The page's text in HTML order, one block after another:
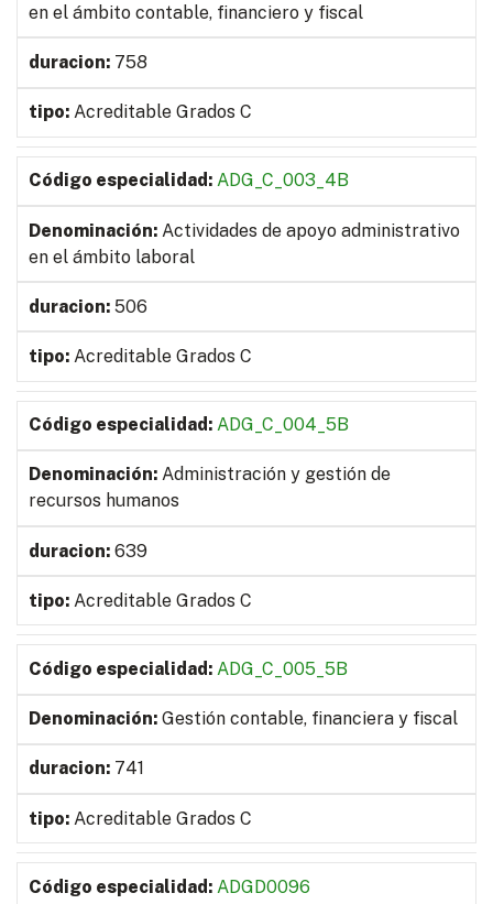
en el ámbito contable, financiero y fiscal
758
Acreditable Grados C
ADG_C_003_4B
Actividades de apoyo administrativo
en el ámbito laboral
506
Acreditable Grados C
ADG_C_004_5B
Administración y gestión de
recursos humanos
639
Acreditable Grados C
ADG_C_005_5B
Gestión contable, financiera y fiscal
741
Acreditable Grados C
ADGD0096